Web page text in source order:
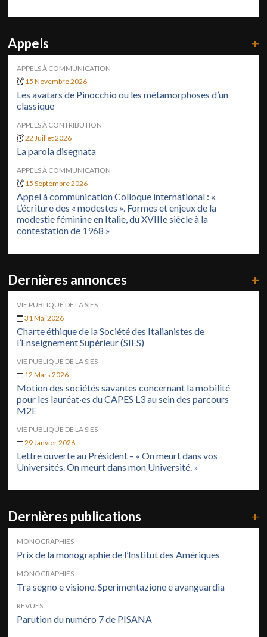
Appels +
APPELS À COMMUNICATION
15 Novembre 2026
Les avatars de Pinocchio ou les métamorphoses d’un
classique
APPELS À CONTRIBUTION
22 Juillet 2026
La parola disegnata
APPELS À COMMUNICATION
15 Septembre 2026
Appel à communication Colloque international : «
L’écriture des « modestes ». Formes et enjeux de la
modestie féminine en Italie, du XVIIIe siècle à la
contestation de 1968 »
Dernières annonces +
VIE PUBLIQUE DE LA SIES
31 Mai 2026
Charte éthique de la Société des Italianistes de
l’Enseignement Supérieur (SIES)
VIE PUBLIQUE DE LA SIES
12 Mars 2026
Motion des sociétés savantes concernant la mobilité
pour les lauréat·es du CAPES L3 au sein des parcours
M2E
VIE PUBLIQUE DE LA SIES
29 Janvier 2026
Lettre ouverte au Président – « On meurt dans vos
Universités. On meurt dans mon Université. »
Dernières publications +
MONOGRAPHIES
Prix de la monographie de l’Institut des Amériques
MONOGRAPHIES
Tra segno e visione. Sperimentazione e avanguardia
REVUES
Parution du numéro 7 de PISANA